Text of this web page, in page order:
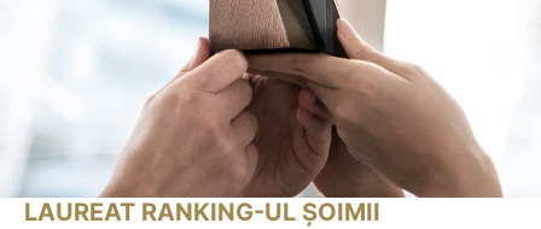
LAUREAT RANKING-UL ȘOIMII